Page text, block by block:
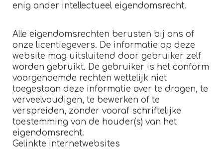
enig ander intellectueel eigendomsrecht.
Alle eigendomsrechten berusten bij ons of
onze licentiegevers. De informatie op deze
website mag uitsluitend door gebruiker zelf
worden gebruikt. De gebruiker is het conform
voorgenoemde rechten wettelijk niet
toegestaan deze informatie over te dragen, te
verveelvoudigen, te bewerken of te
verspreiden, zonder vooraf schriftelijke
toestemming van de houder(s) van het
eigendomsrecht.
Gelinkte internetwebsites